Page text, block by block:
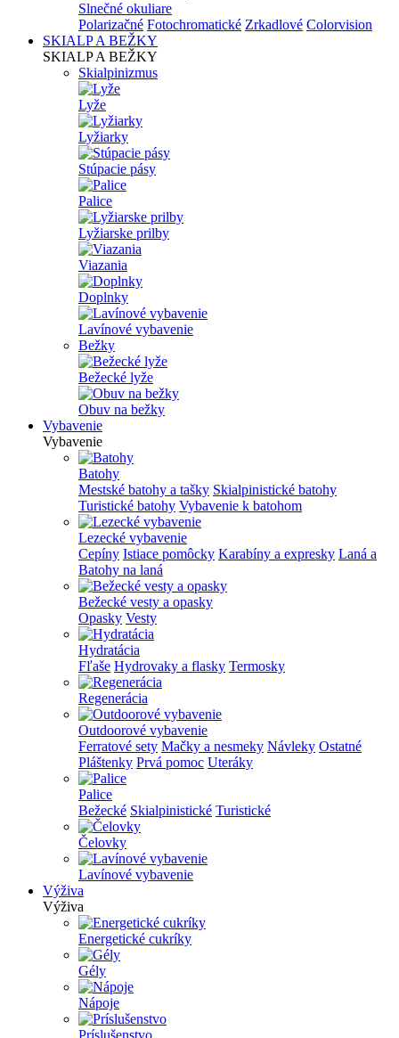
Slnečné okuliare
Polarizačné Fotochromatické Zrkadlové Colorvision
SKIALP A BEŽKY
SKIALP A BEŽKY
Skialpinizmus
Lyže
Lyžiarky
Stúpacie pásy
Palice
Lyžiarske prilby
Viazania
Doplnky
Lavínové vybavenie
Bežky
Bežecké lyže
Obuv na bežky
Vybavenie
Vybavenie
Batohy
Mestské batohy a tašky Skialpinistické batohy
Turistické batohy Vybavenie k batohom
Lezecké vybavenie
Cepíny Istiace pomôcky Karabíny a expresky Laná a
Batohy na laná
Bežecké vesty a opasky
Opasky Vesty
Hydratácia
Fľaše Hydrovaky a flasky Termosky
Regenerácia
Outdoorové vybavenie
Ferratové sety Mačky a nesmeky Návleky Ostatné
Pláštenky Prvá pomoc Uteráky
Palice
Bežecké Skialpinistické Turistické
Čelovky
Lavínové vybavenie
Výživa
Výživa
Energetické cukríky
Gély
Nápoje